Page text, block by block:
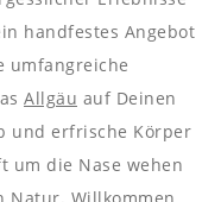
handfestes Angebot
umfangreiche
Allgäu auf Deinen
und erfrische Körper
um die Nase wehen